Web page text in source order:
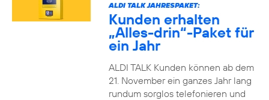
ALDI TALK JAHRESPAKET:
Kunden erhalten
„Alles-drin“-Paket für
ein Jahr
ALDI TALK Kunden können ab dem
21. November ein ganzes Jahr lang
rundum sorglos telefonieren und